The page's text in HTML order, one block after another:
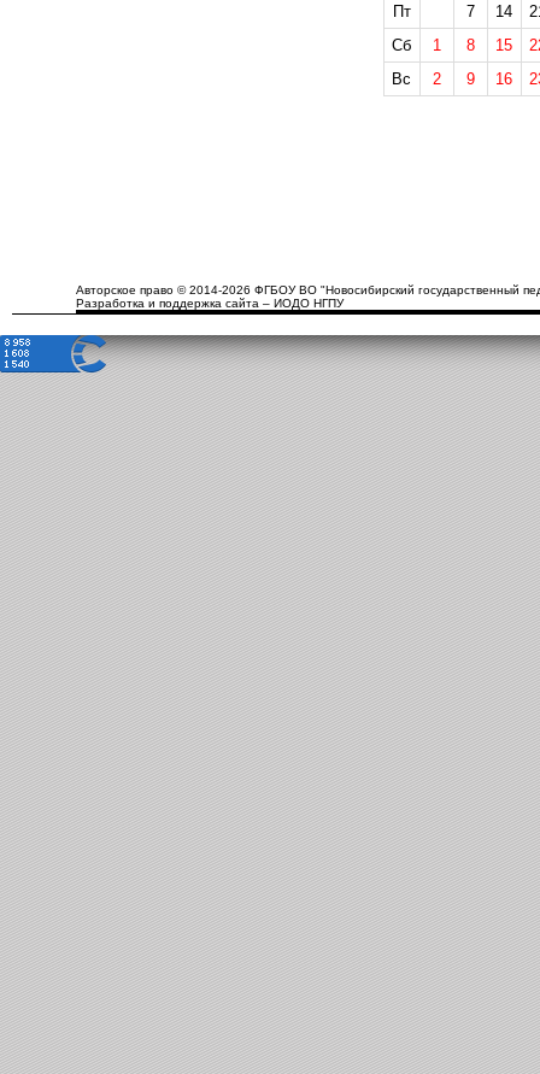
Пт
7 14
Сб
1 8 15
Вс
2 9 16
Авторское право © 2014-2026 ФГБОУ ВО "Новосибирский государственный
Разработка и поддержка сайта – ИОДО НГПУ